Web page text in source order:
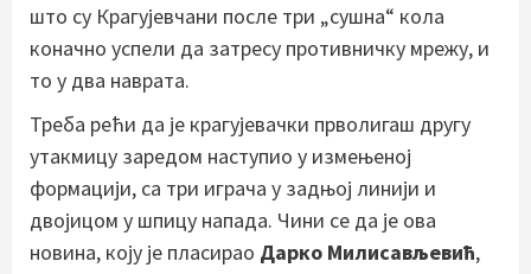
што су Крагујевчани после три „сушна“ кола
коначно успели да затресу противничку мрежу, и
то у два наврата.
Треба рећи да је крагујевачки прволигаш другу
утакмицу заредом наступио у измењеној
формацији, са три играча у задњој линији и
двојицом у шпицу напада. Чини се да је ова
новина, коју је пласирао Дарко Милисављевић,